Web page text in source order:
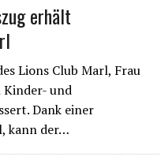
erhält
Lions Club Marl, Frau
Kinder- und
Dank einer
kann der…